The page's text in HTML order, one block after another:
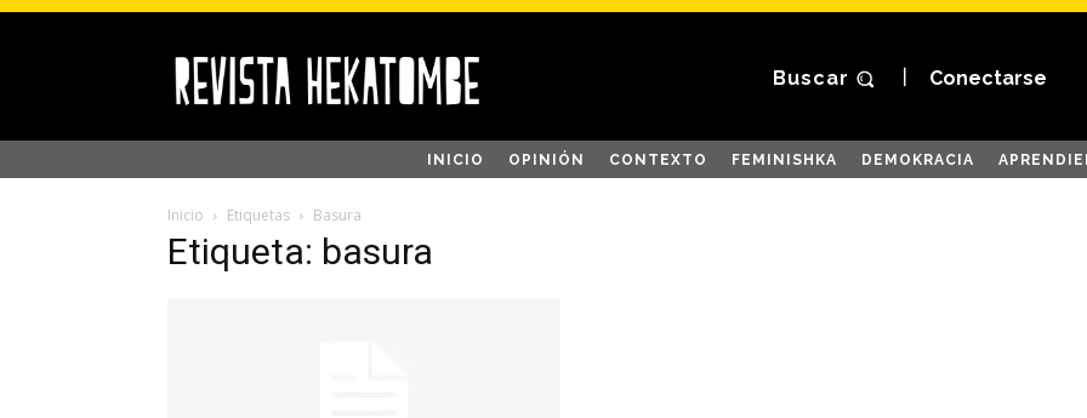
Buscar Conectarse
INICIO OPINIÓN CONTEXTO FEMINISHKA DEMOKRACIA
Inicio Etiquetas Basura
Etiqueta: basura